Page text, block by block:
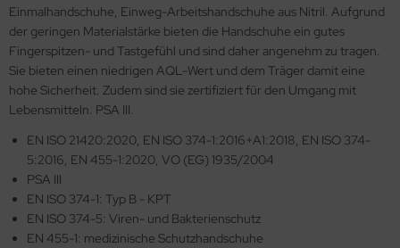
Einmalhandschuhe, Einweg-Arbeitshandschuhe aus Nitril. Aufgrund
der geringen Materialstärke bieten die Handschuhe ein gutes
Fingerspitzen- und Tastgefühl und sind daher angenehm zu tragen.
Sie bieten einen niedrigen AQL-Wert und dem Träger damit eine
hohe Sicherheit. Zudem sind sie zertifiziert für den Umgang mit
Lebensmitteln. PSA III.
EN ISO 21420:2020, EN ISO 374-1:2016+A1:2018, EN ISO 374-
5:2016, EN 455-1:2020, VO (EG) 1935/2004
PSA III
EN ISO 374-1: Typ B - KPT
EN ISO 374-5: Viren- und Bakterienschutz
EN 455-1: medizinische Schutzhandschuhe